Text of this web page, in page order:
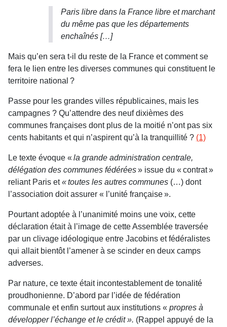
Paris libre dans la France libre et marchant
du même pas que les départements
enchaînés […]
Mais qu’en sera t-il du reste de la France et comment se
fera le lien entre les diverses communes qui constituent le
territoire national ?
Passe pour les grandes villes républicaines, mais les
campagnes ? Qu’attendre des neuf dixièmes des
communes françaises dont plus de la moitié n’ont pas six
cents habitants et qui n’aspirent qu’à la tranquillité ? (1)
Le texte évoque « la grande administration centrale,
délégation des communes fédérées» issue du « contrat »
reliant Paris et« toutes les autres communes (…) dont
l’association doit assurer « l’unité française ».
Pourtant adoptée à l’unanimité moins une voix, cette
déclaration était à l’image de cette Assemblée traversée
par un clivage idéologique entre Jacobins et fédéralistes
qui allait bientôt l’amener à se scinder en deux camps
adverses.
Par nature, ce texte était incontestablement de tonalité
proudhonienne. D’abord par l’idée de fédération
communale et enfin surtout aux institutions « propres à
développer l’échange et le crédit ». (Rappel appuyé de la